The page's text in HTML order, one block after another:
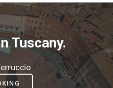
Tuscany.